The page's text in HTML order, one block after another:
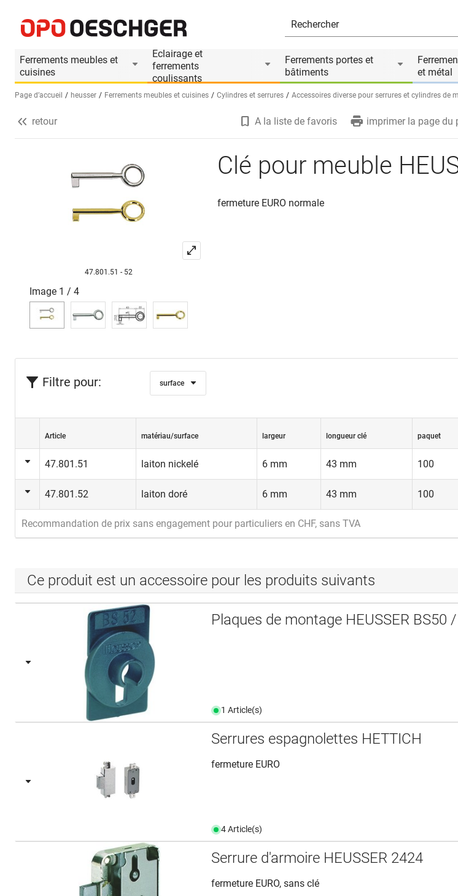
Ferrements meubles et
cuisines
Eclairage et
ferrements
coulissants
Ferrements portes et
bâtiments
et métal
Sélectionnez une langue (FR)
Page d’accueil heusser Ferrements meubles et cuisines Cylindres et serrures Accessoires diverse pour serrures et cylindres de
Informations produit
Le produit est accessoire de
retour A la liste de favoris imprimer la page du
47.801.51 - 52
Image 1 / 4
Clé pour meuble
fermeture EURO normale
Filtre pour: surface
Article matériau/surface largeur longueur clé paquet
47.801.51 laiton nickelé 6 mm 43 mm 100
47.801.52 laiton doré 6 mm 43 mm 100
Recommandation de prix sans engagement pour particuliers en CHF, sans TVA
Ce produit est un accessoire pour les produits suivants
Plaques de montage HEUSSER BS50
1 Article(s)
Serrures espagnolettes HETTICH
fermeture EURO
4 Article(s)
Serrure d'armoire HEUSSER 2424
fermeture EURO, sans clé